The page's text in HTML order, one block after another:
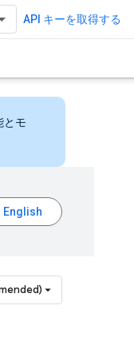
API キーを取得する
とモ